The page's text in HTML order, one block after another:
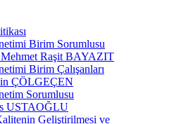
Birim Sorumlusu
Raşit BAYAZIT
Birim Çalışanları
ÇÖLGEÇEN
Sorumlusu
USTAOĞLU
Geliştirilmesi ve